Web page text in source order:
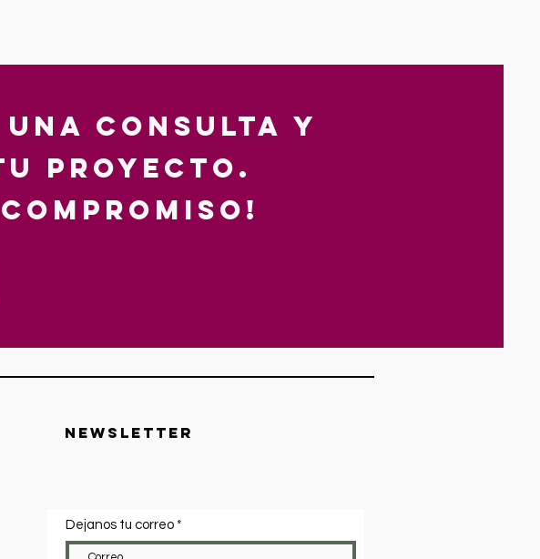
consulta y
proyecto.
Newsletter
Dejanos tu correo